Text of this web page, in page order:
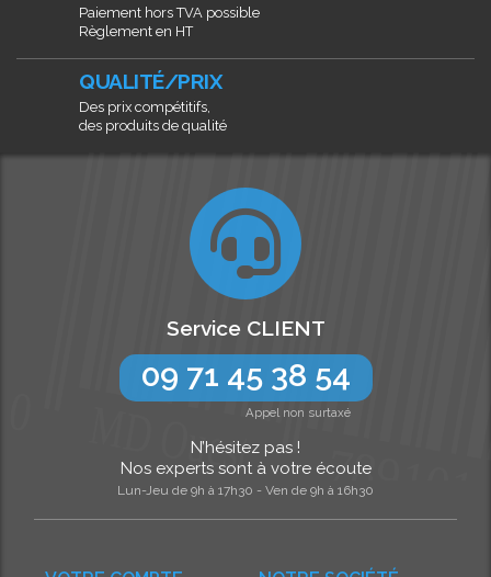
Paiement hors TVA possible
Règlement en HT
QUALITÉ/PRIX
Des prix compétitifs,
des produits de qualité
Service CLIENT
09 71 45 38 54
Appel non surtaxé
N’hésitez pas !
Nos experts sont à votre écoute
Lun-Jeu de 9h à 17h30 - Ven de 9h à 16h30